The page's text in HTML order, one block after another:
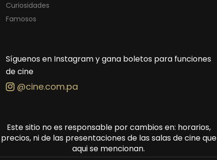
Curiosidades
Famosos
Síguenos en Instagram y gana boletos para funciones
de cine
@cine.com.pa
Este sitio no es responsable por cambios en: horarios,
precios, ni de las presentaciones de las salas de cine que
aqui se mencionan.